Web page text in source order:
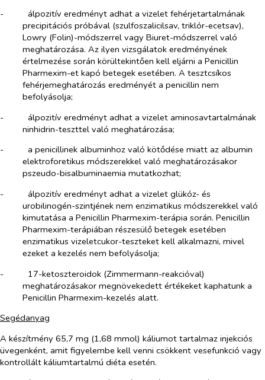
-​
álpozitív eredményt adhat a vizelet fehérjetartalmának
precipitációs próbával (szulfoszalicilsav, triklór-ecetsav),
Lowry (Folin)-módszerrel vagy Biuret-módszerrel való
meghatározása. Az ilyen vizsgálatok eredményének
értelmezése során körültekintően kell eljárni a Penicillin
Pharmexim-et kapó betegek esetében. A tesztcsíkos
fehérjemeghatározás eredményét a penicillin nem
befolyásolja;
-​
álpozitív eredményt adhat a vizelet aminosavtartalmának
ninhidrin-teszttel való meghatározása;
-​
a penicillinek albuminhoz való kötődése miatt az albumin
elektroforetikus módszerekkel való meghatározásakor
pszeudo-bisalbuminaemia mutatkozhat;
-​
álpozitív eredményt adhat a vizelet glükóz- és
urobilinogén-szintjének nem enzimatikus módszerekkel való
kimutatása a Penicillin Pharmexim-terápia során. Penicillin
Pharmexim-terápiában részesülő betegek esetében
enzimatikus vizeletcukor-teszteket kell alkalmazni, mivel
ezeket a kezelés nem befolyásolja;
-​
17-ketoszteroidok (Zimmermann-reakcióval)
meghatározásakor megnövekedett értékeket kaphatunk a
Penicillin Pharmexim-kezelés alatt.
Segédanyag
A készítmény 65,7 mg (1,68 mmol) káliumot tartalmaz injekciós
üvegenként, amit figyelembe kell venni csökkent vesefunkció vagy
kontrollált káliumtartalmú diéta esetén.